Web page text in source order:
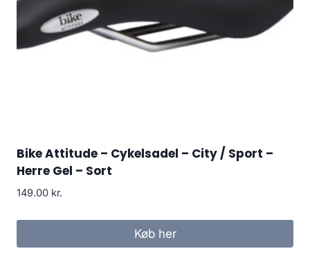
Bike Attitude – Cykelsadel – City / Sport –
Herre Gel – Sort
149.00 kr.
Køb her